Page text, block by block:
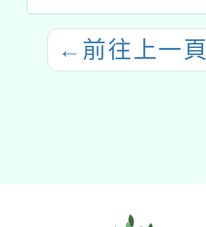
← 前往上一頁